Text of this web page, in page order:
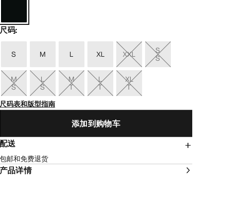
尺码:
S M L XL XXL S
S
M
S
L
S
M
T
L
T
XL
T
尺码表和版型指南
添加到购物车
配送
包邮和免费退货
产品详情